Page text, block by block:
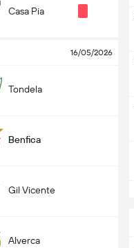
Casa Pia
16/05/2026
Tondela
Benfica
Gil Vicente
Alverca